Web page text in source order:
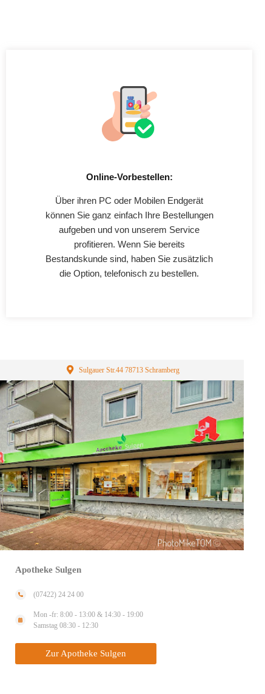
Online-Vorbestellen:
Über ihren PC oder Mobilen Endgerät
können Sie ganz einfach Ihre Bestellungen
aufgeben und von unserem Service
profitieren. Wenn Sie bereits
Bestandskunde sind, haben Sie zusätzlich
die Option, telefonisch zu bestellen.
Sulgauer Str.44 78713 Schramberg
Apotheke Sulgen
(07422) 24 24 00
Mon -fr: 8:00 - 13:00 & 14:30 - 19:00
Samstag 08:30 - 12:30
Zur Apotheke Sulgen